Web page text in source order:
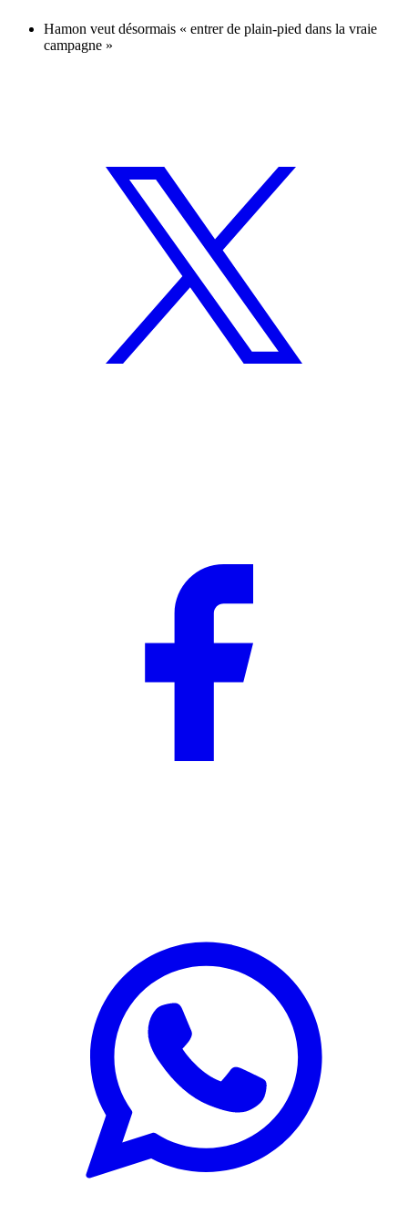
Hamon veut désormais « entrer de plain-pied dans la vraie
campagne »